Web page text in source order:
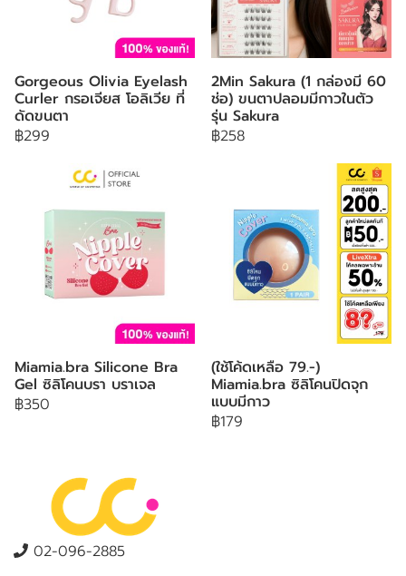
Gorgeous Olivia Eyelash
Curler กรอเจียส โอลิเวีย ที่
ดัดขนตา
฿299
2Min Sakura (1 กล่องมี 60
ช่อ) ขนตาปลอมมีกาวในตัว
รุ่น Sakura
฿258
Miamia.bra Silicone Bra
Gel ซิลิโคนบรา บราเจล
฿350
(ใช้โค้ดเหลือ 79.-)
Miamia.bra ซิลิโคนปิดจุก
แบบมีกาว
฿179
02-096-2885